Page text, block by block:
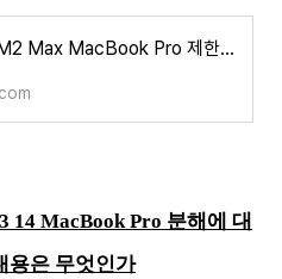
M2 Pro 및 M2 Max MacBook Pro 제한된 기판 공급? 더 작은 히트 싱크를 사용한다는 정보가 나타났다?
14 MacBook Pro 분해에 대
용은 무엇인가